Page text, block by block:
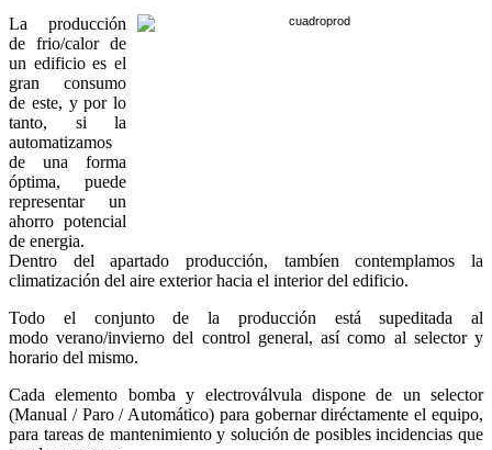
La producción
de frio/calor de
un edificio es el
gran consumo
de este, y por lo
tanto, si la
automatizamos
de una forma
óptima, puede
representar un
ahorro potencial
de energia.
Dentro del apartado producción, tambíen contemplamos la
climatización del aire exterior hacia el interior del edificio.
Todo el conjunto de la producción está supeditada al
modo verano/invierno del control general, así como al selector y
horario del mismo.
Cada elemento bomba y electroválvula dispone de un selector
(Manual / Paro / Automático) para gobernar diréctamente el equipo,
para tareas de mantenimiento y solución de posibles incidencias que